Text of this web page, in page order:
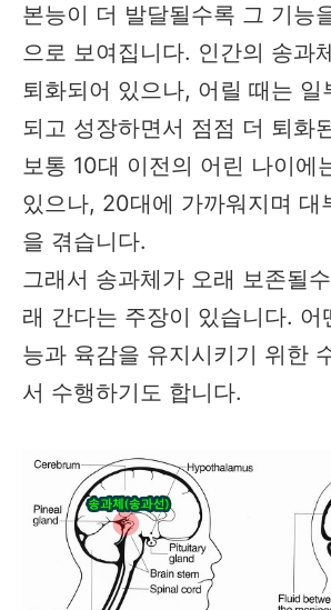
본능이 더 발달될수록 그 기능
으로 보여집니다. 인간의 송과
퇴화되어 있으나, 어릴 때는 일
되고 성장하면서 점점 더 퇴화
보통 10대 이전의 어린 나이에
있으나, 20대에 가까워지며 대
을 겪습니다.
그래서 송과체가 오래 보존될
래 간다는 주장이 있습니다. 어
능과 육감을 유지시키기 위한
서 수행하기도 합니다.